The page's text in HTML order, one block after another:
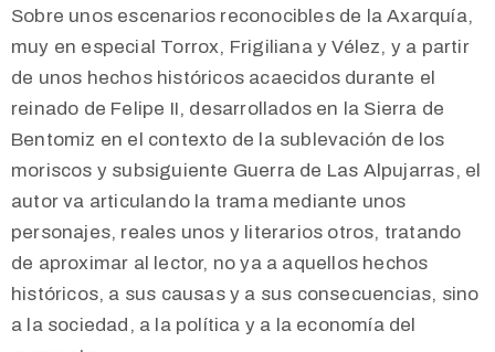
Sobre unos escenarios reconocibles de la Axarquía,
muy en especial Torrox, Frigiliana y Vélez, y a partir
de unos hechos históricos acaecidos durante el
reinado de Felipe II, desarrollados en la Sierra de
Bentomiz en el contexto de la sublevación de los
moriscos y subsiguiente Guerra de Las Alpujarras, el
autor va articulando la trama mediante unos
personajes, reales unos y literarios otros, tratando
de aproximar al lector, no ya a aquellos hechos
históricos, a sus causas y a sus consecuencias, sino
a la sociedad, a la política y a la economía del